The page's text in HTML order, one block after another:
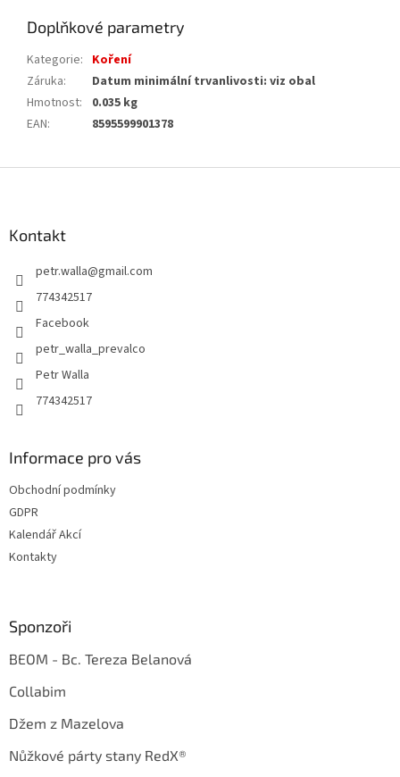
Doplňkové parametry
Kategorie: Koření
Záruka:
Datum minimální trvanlivosti: viz obal
Hmotnost:
0.035 kg
EAN: 8595599901378
Kontakt
petr.walla@gmail.com
774342517
Facebook
petr_walla_prevalco
Petr Walla
774342517
Informace pro vás
Obchodní podmínky
GDPR
Kalendář Akcí
Kontakty
Sponzoři
BEOM - Bc. Tereza Belanová
Collabim
Džem z Mazelova
Nůžkové párty stany RedX®